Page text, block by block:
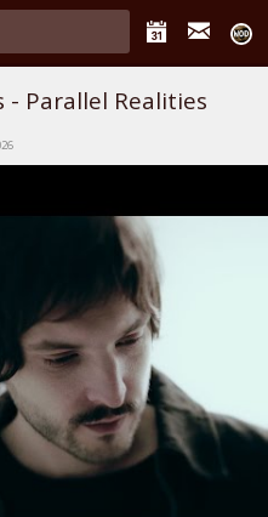
- Parallel Realities